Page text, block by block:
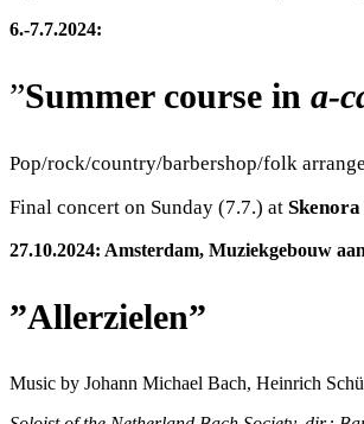
6.-7.7.2024:
”Summer course in a-
Pop/rock/country/barbershop/folk
Final concert on Sunday (7.7.) at
27.10.2024: Amsterdam, Muziekgebouw
”Allerzielen”
Music by Johann Michael Bach, Heinrich